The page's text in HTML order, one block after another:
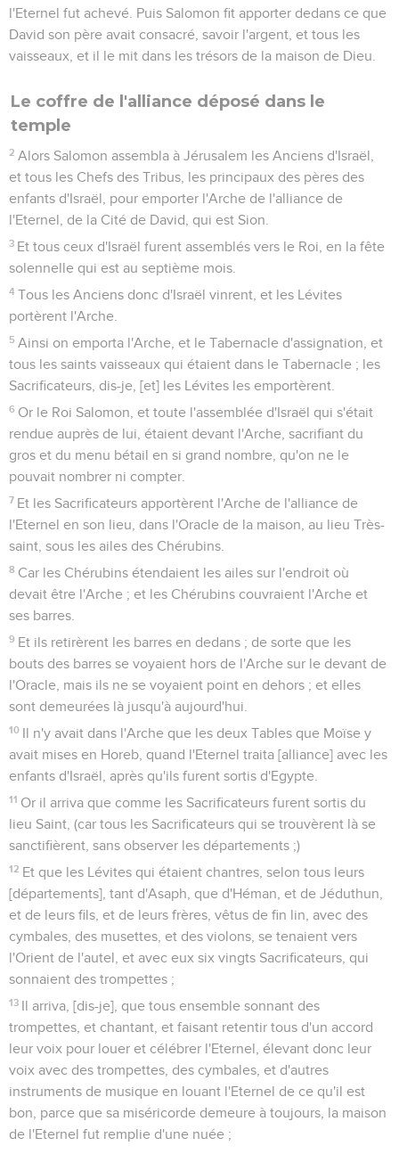
l'Eternel fut achevé. Puis Salomon fit apporter dedans ce que
David son père avait consacré, savoir l'argent, et tous les
vaisseaux, et il le mit dans les trésors de la maison de Dieu.
Le coffre de l'alliance déposé dans le
temple
2 Alors Salomon assembla à Jérusalem les Anciens d'Israël,
et tous les Chefs des Tribus, les principaux des pères des
enfants d'Israël, pour emporter l'Arche de l'alliance de
l'Eternel, de la Cité de David, qui est Sion.
3 Et tous ceux d'Israël furent assemblés vers le Roi, en la fête
solennelle qui est au septième mois.
4 Tous les Anciens donc d'Israël vinrent, et les Lévites
portèrent l'Arche.
5 Ainsi on emporta l'Arche, et le Tabernacle d'assignation, et
tous les saints vaisseaux qui étaient dans le Tabernacle ; les
Sacrificateurs, dis-je, [et] les Lévites les emportèrent.
6 Or le Roi Salomon, et toute l'assemblée d'Israël qui s'était
rendue auprès de lui, étaient devant l'Arche, sacrifiant du
gros et du menu bétail en si grand nombre, qu'on ne le
pouvait nombrer ni compter.
7 Et les Sacrificateurs apportèrent l'Arche de l'alliance de
l'Eternel en son lieu, dans l'Oracle de la maison, au lieu Très-
saint, sous les ailes des Chérubins.
8 Car les Chérubins étendaient les ailes sur l'endroit où
devait être l'Arche ; et les Chérubins couvraient l'Arche et
ses barres.
9 Et ils retirèrent les barres en dedans ; de sorte que les
bouts des barres se voyaient hors de l'Arche sur le devant de
l'Oracle, mais ils ne se voyaient point en dehors ; et elles
sont demeurées là jusqu'à aujourd'hui.
10 Il n'y avait dans l'Arche que les deux Tables que Moïse y
avait mises en Horeb, quand l'Eternel traita [alliance] avec les
enfants d'Israël, après qu'ils furent sortis d'Egypte.
11 Or il arriva que comme les Sacrificateurs furent sortis du
lieu Saint, (car tous les Sacrificateurs qui se trouvèrent là se
sanctifièrent, sans observer les départements ;)
12 Et que les Lévites qui étaient chantres, selon tous leurs
[départements], tant d'Asaph, que d'Héman, et de Jéduthun,
et de leurs fils, et de leurs frères, vêtus de fin lin, avec des
cymbales, des musettes, et des violons, se tenaient vers
l'Orient de l'autel, et avec eux six vingts Sacrificateurs, qui
sonnaient des trompettes ;
13 Il arriva, [dis-je], que tous ensemble sonnant des
trompettes, et chantant, et faisant retentir tous d'un accord
leur voix pour louer et célébrer l'Eternel, élevant donc leur
voix avec des trompettes, des cymbales, et d'autres
instruments de musique en louant l'Eternel de ce qu'il est
bon, parce que sa miséricorde demeure à toujours, la maison
de l'Eternel fut remplie d'une nuée ;